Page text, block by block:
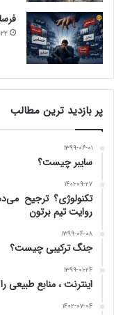
پر بازدید ترین مطالب
۱۳۹۹-۰۶-۰۱
سایبر چیست؟
۱۴۰۱-۰۹-۲۷
تکنولوژی؟ ترجیح
روایت تیم برتون
۱۳۹۹-۰۴-۰۸
جنگ ترکیبی چیست؟
۱۳۹۹-۰۱-۲۴
اینترنت ، منابع طبیعی
۱۴۰۲-۰۷-۰۴